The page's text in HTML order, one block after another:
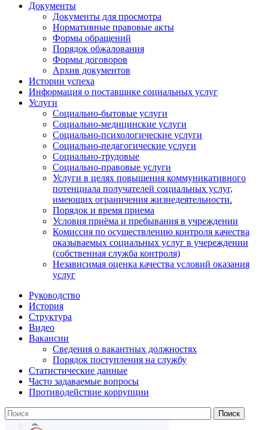
Документы
Документы для просмотра
Нормативные правовые акты
Формы обращений
Порядок обжалования
Формы договоров
Архив документов
Истории успеха
Информация о поставщике социальных услуг
Услуги
Социально-бытовые услуги
Социально-медицинские услуги
Социально-психологические услуги
Социально-педагогические услуги
Социально-трудовые
Социально-правовые услуги
Услуги в целях повышения коммуникативного
потенциала получателей социальных услуг,
имеющих ограничения жизнедеятельности.
Порядок и время приема
Условия приёма и пребывания в учреждении
Комиссия по осуществлению контроля качества
оказываемых социальных услуг в учереждении
(собственная служба контроля)
Независимая оценка качества условий оказания
услуг
Руководство
История
Структура
Видео
Вакансии
Сведения о вакантных должностях
Порядок поступления на службу
Статистические данные
Часто задаваемые вопросы
Противодействие коррупции